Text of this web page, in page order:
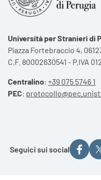
Università per Stranieri di
Piazza Fortebraccio 4,
C.F. 80002630541 - P.IVA
Centralino: +39 075 5746 1
PEC:
Seguici sui social